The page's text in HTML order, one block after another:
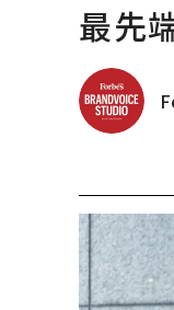
最先